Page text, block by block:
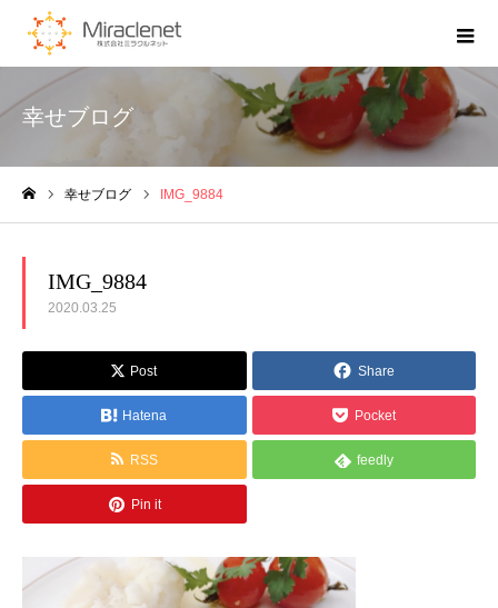
幸せブログ
幸せブログ IMG_9884
IMG_9884
2020.03.25
Post Share
Hatena Pocket
RSS feedly
Pin it